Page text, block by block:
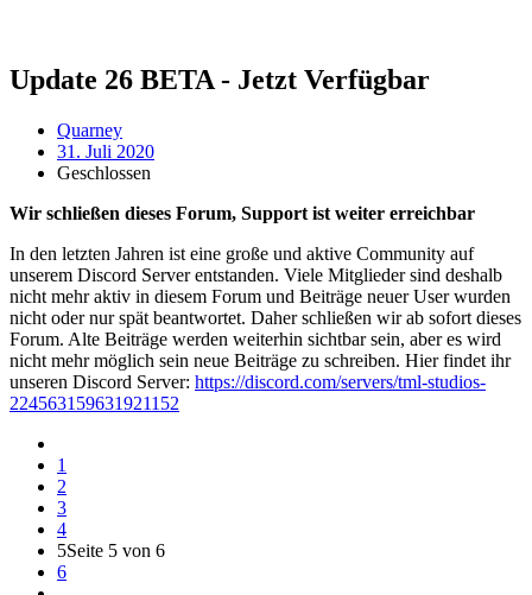
Update 26 BETA - Jetzt Verfügbar
Quarney
31. Juli 2020
Geschlossen
Wir schließen dieses Forum, Support ist weiter erreichbar
In den letzten Jahren ist eine große und aktive Community auf
unserem Discord Server entstanden. Viele Mitglieder sind deshalb
nicht mehr aktiv in diesem Forum und Beiträge neuer User wurden
nicht oder nur spät beantwortet. Daher schließen wir ab sofort dieses
Forum. Alte Beiträge werden weiterhin sichtbar sein, aber es wird
nicht mehr möglich sein neue Beiträge zu schreiben. Hier findet ihr
unseren Discord Server: https://discord.com/servers/tml-studios-
224563159631921152
1
2
3
4
5Seite 5 von 6
6